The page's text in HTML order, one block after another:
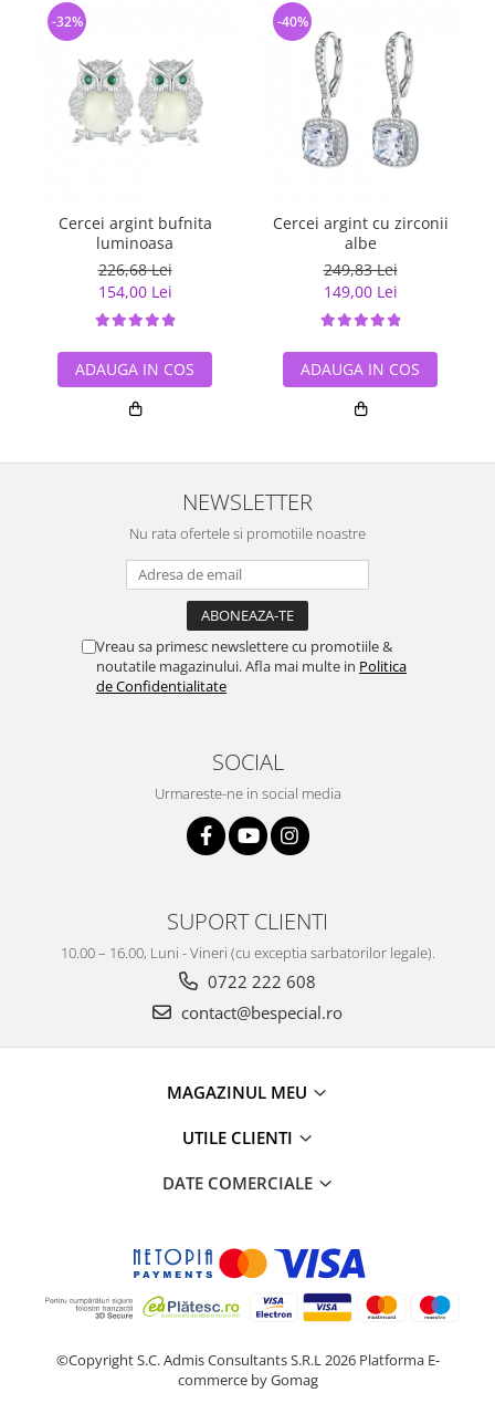
Cercei argint bufnita
luminoasa
226,68 Lei
154,00 Lei
-32%
ADAUGA IN COS
Cercei argint cu zirconii
albe
249,83 Lei
149,00 Lei
-40%
ADAUGA IN COS
NEWSLETTER
Nu rata ofertele si promotiile noastre
Vreau sa primesc newslettere cu promotiile &
noutatile magazinului. Afla mai multe in Politica
de Confidentialitate
SOCIAL
Urmareste-ne in social media
SUPORT CLIENTI
10.00 – 16.00, Luni - Vineri (cu exceptia sarbatorilor legale).
0722 222 608
contact@bespecial.ro
MAGAZINUL MEU
UTILE CLIENTI
DATE COMERCIALE
©Copyright S.C. Admis Consultants S.R.L 2026 Platforma E-
commerce by Gomag